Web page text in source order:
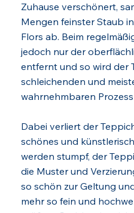
Zuhause verschönert,
Mengen feinster Staub
Flors ab. Beim
jedoch nur der
entfernt und so wird der
schleichenden und
wahrnehmbaren
Dabei verliert der
schönes und
werden stumpf, der
die Muster und
so schön zur Geltung
mehr so fein und